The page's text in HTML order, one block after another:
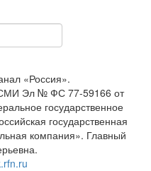
«Россия».
СМИ Эл № ФС 77-59166 от
государственное
государственная
компания». Главный